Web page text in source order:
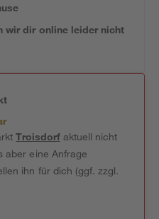
wir dir online leider nicht
Troisdorfaktuell nicht
aber eine Anfrage
ihn für dich (ggf. zzgl.